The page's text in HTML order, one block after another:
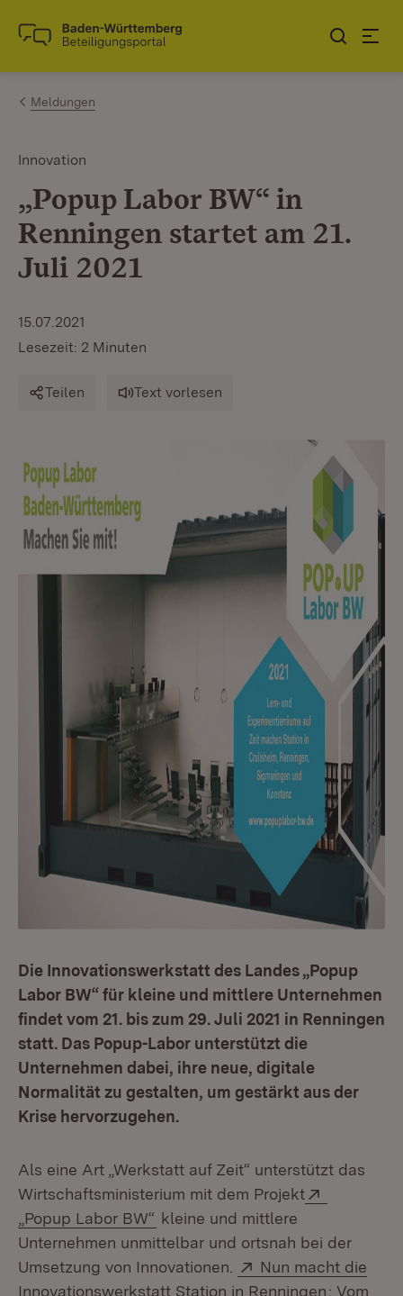
Zum Inhalt springen
Link zur Startseite
Meldungen
Innovation
„Popup Labor BW“ in
Renningen startet am 21.
Juli 2021
15.07.2021
Lesezeit: 2 Minuten
Teilen Text vorlesen
Die Innovationswerkstatt des Landes „Popup
Labor BW“ für kleine und mittlere Unternehmen
findet vom 21. bis zum 29. Juli 2021 in Renningen
statt. Das Popup-Labor unterstützt die
Unternehmen dabei, ihre neue, digitale
Normalität zu gestalten, um gestärkt aus der
Krise hervorzugehen.
Als eine Art „Werkstatt auf Zeit“ unterstützt das
Wirtschaftsministerium mit dem Projekt
„Popup Labor BW“ (Öffnet in neuem Fenster)
kleine und mittlere
Unternehmen unmittelbar und ortsnah bei der
Umsetzung von Innovationen.
Extern:
Nun macht die
Innovationswerkstatt Station in Renningen(Öffnet in
: Vom